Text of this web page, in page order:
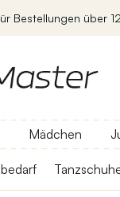
Bestellungen über
Mädchen